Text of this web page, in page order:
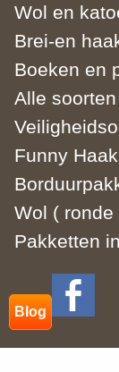
Wol en
Brei-en
Boeken en
Alle
Funny
Wol ( ronde
Pakketten
Blog